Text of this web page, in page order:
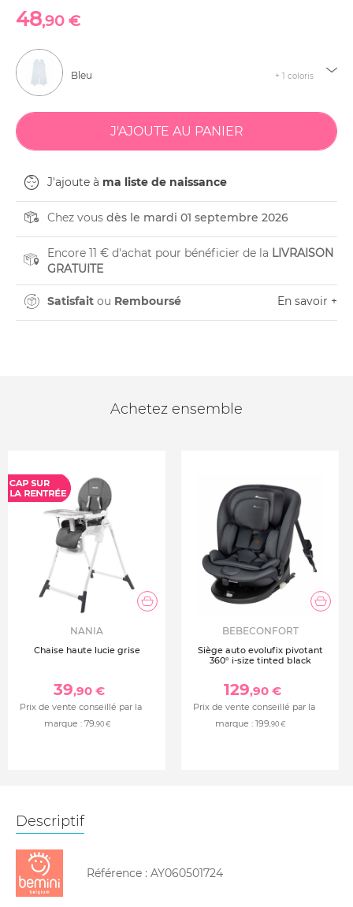
48,90 €
Bleu + 1 coloris
J'ajoute à ma liste de naissance
Chez vous dès le mardi 01 septembre 2026
Encore 11 € d'achat pour bénéficier de la LIVRAISON
GRATUITE
Satisfait ou Remboursé En savoir +
Achetez ensemble
NANIA
Chaise haute lucie grise
39,90 €
Prix de vente conseillé par la
marque : 79,90 €
BEBECONFORT
Siège auto evolufix pivotant
360° i-size tinted black
129,90 €
Prix de vente conseillé par la
marque : 199,90 €
Descriptif
Référence : AY060501724